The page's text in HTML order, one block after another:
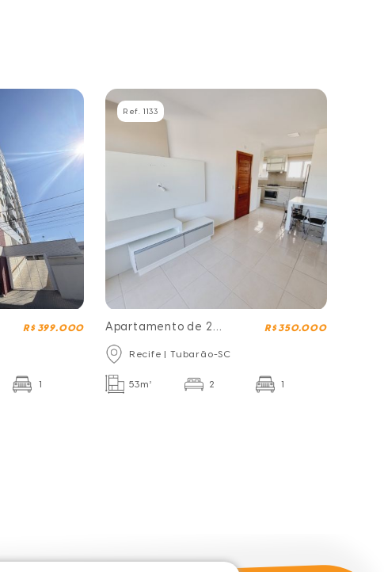
R$ 399.000
1
Ref. 1133
Apartamento de 2
dormitórios
mobiliado
R$ 350.000
Recife | Tubarão-SC
53m² 2 1